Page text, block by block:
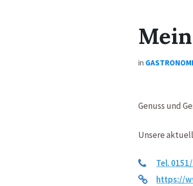
in
Genuss und
Unsere
Tel.
https://